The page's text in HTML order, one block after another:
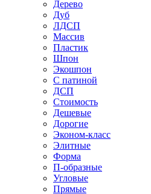
Дерево
Дуб
ЛДСП
Массив
Пластик
Шпон
Экошпон
С патиной
ДСП
Стоимость
Дешевые
Дорогие
Эконом-класс
Элитные
Форма
П-образные
Угловые
Прямые